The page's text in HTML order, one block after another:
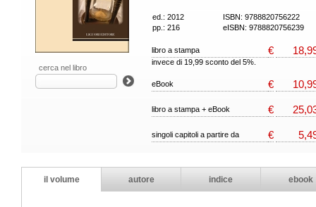
cerca nel libro
ed.: 2012
ISBN: 9788820756222
pp.: 216
eISBN: 9788820756239
libro a stampa €
invece di 19,99 sconto del 5%.
eBook €
libro a stampa + eBook €
singoli capitoli a partire da €
il volume autore indice ebook